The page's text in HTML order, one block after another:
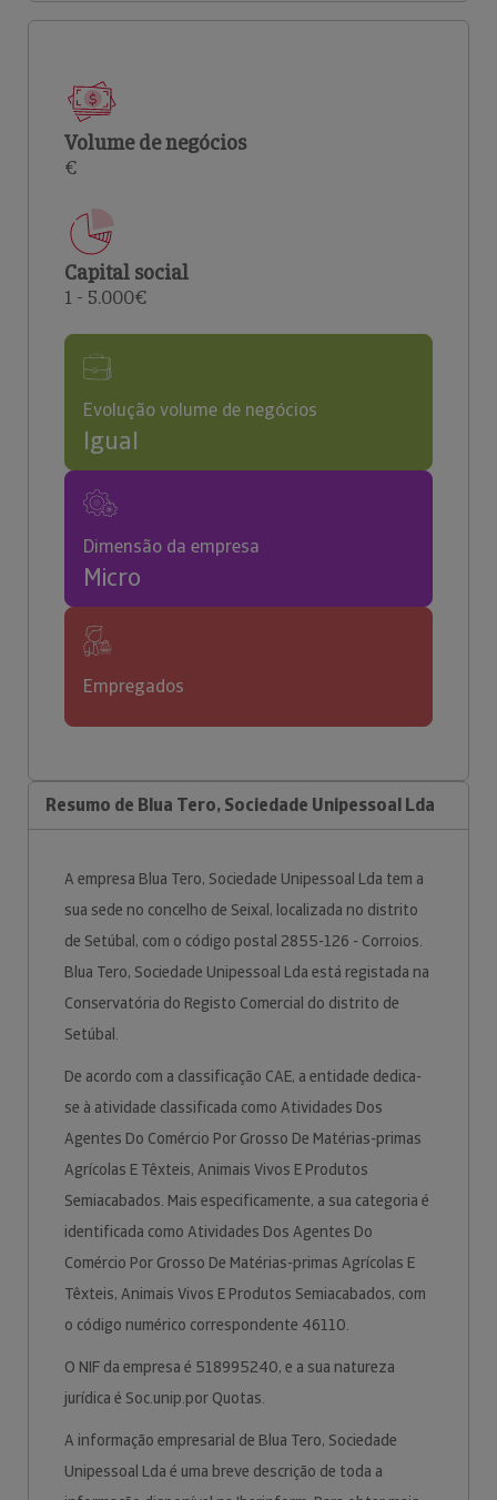
Volume de negócios
€
Capital social
1 - 5.000€
Evolução volume de negócios
Igual
Dimensão da empresa
Micro
Empregados
Resumo de Blua Tero, Sociedade Unipessoal Lda
A empresa Blua Tero, Sociedade Unipessoal Lda tem a
sua sede no concelho de Seixal, localizada no distrito
de Setúbal, com o código postal 2855-126 - Corroios.
Blua Tero, Sociedade Unipessoal Lda está registada na
Conservatória do Registo Comercial do distrito de
Setúbal.
De acordo com a classificação CAE, a entidade dedica-
se à atividade classificada como Atividades Dos
Agentes Do Comércio Por Grosso De Matérias-primas
Agrícolas E Têxteis, Animais Vivos E Produtos
Semiacabados. Mais especificamente, a sua categoria é
identificada como Atividades Dos Agentes Do
Comércio Por Grosso De Matérias-primas Agrícolas E
Têxteis, Animais Vivos E Produtos Semiacabados, com
o código numérico correspondente 46110.
O NIF da empresa é 518995240, e a sua natureza
jurídica é Soc.unip.por Quotas.
A informação empresarial de Blua Tero, Sociedade
Unipessoal Lda é uma breve descrição de toda a